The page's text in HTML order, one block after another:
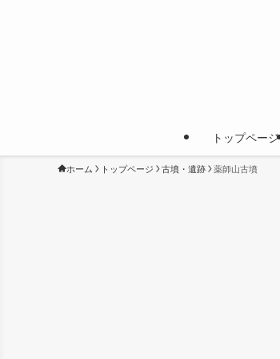
トップページ
ホーム トップページ 古墳・遺跡 薬師山古墳